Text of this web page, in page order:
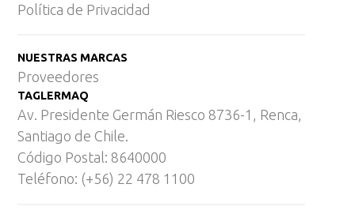
Política de Privacidad
NUESTRAS MARCAS
Proveedores
TAGLERMAQ
Av. Presidente Germán Riesco 8736-1, Renca,
Santiago de Chile.
Código Postal: 8640000
Teléfono: (+56) 22 478 1100